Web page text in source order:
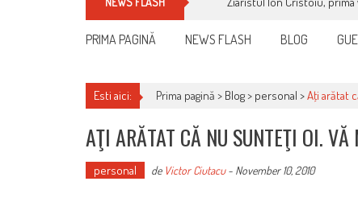
PRIMA PAGINĂ NEWS FLASH BLOG
Esti aici: Prima pagină > Blog> personal >Aţi arătat
AŢI ARĂTAT CĂ NU SUNTEŢI OI. VĂ
personal de Victor Ciutacu- November 10, 2010